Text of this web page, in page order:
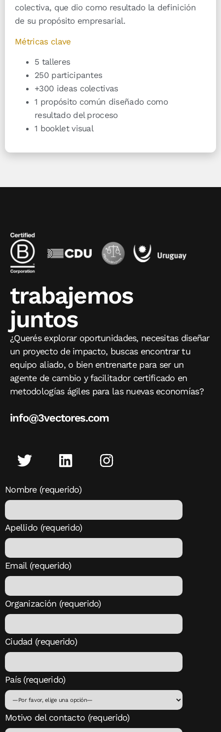
colectiva, que dio como resultado la definición
de su propósito empresarial.
Métricas clave
5 talleres
250 participantes
+300 ideas colectivas
1 propósito común diseñado como
resultado del proceso
1 booklet visual
trabajemos
juntos
¿Querés explorar oportunidades, necesitas diseñar
un proyecto de impacto, buscas encontrar tu
equipo aliado, o bien entrenarte para ser un
agente de cambio y facilitador certificado en
metodologías ágiles para las nuevas economías?
info@3vectores.com
Nombre (requerido)
Apellido (requerido)
Email (requerido)
Organización (requerido)
Ciudad (requerido)
País (requerido)
Motivo del contacto (requerido)